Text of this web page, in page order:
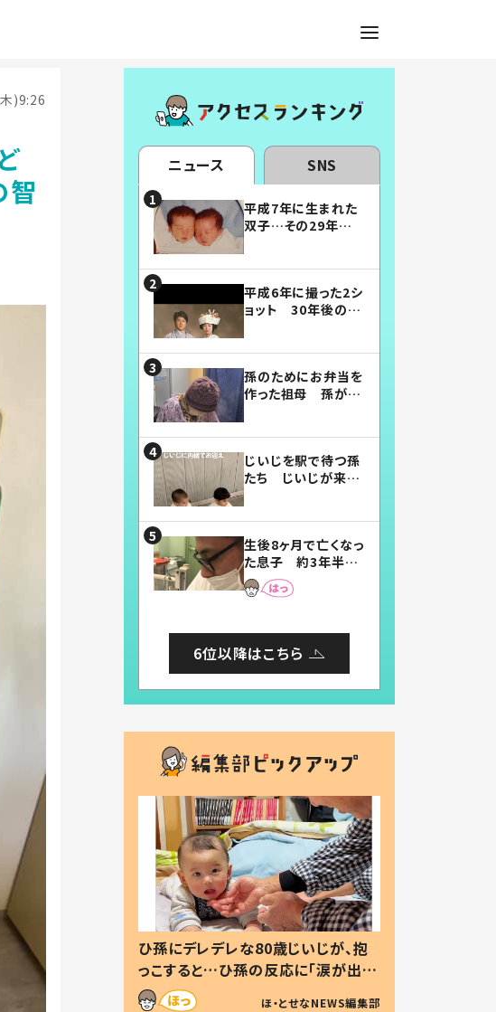
)9:26
智
ニュース SNS
平成7年に生まれた
双子…その29年後
平成6年に撮った2シ
ョット 30年後の姿
孫のためにお弁当を
作った祖母 孫が絶
じいじを駅で待つ孫
たち じいじが来た
まらない」「幸せにな
れる」
生後8ヶ月で亡くなっ
た息子 約3年半
後、当時の妻の日記
に書いてあった本音
6位以降はこちら
ひ孫にデレデレな80歳じいじが、抱
っこすると…ひ孫の反応に「涙が出ま
した」「可愛くて仕方ない」
ほ・とせなNEWS編集部